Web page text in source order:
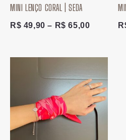
MINI LENÇO CORAL | SEDA
R$ 49,90 – R$ 65,00
preço:
R$ 49,90
através
R$ 65,00